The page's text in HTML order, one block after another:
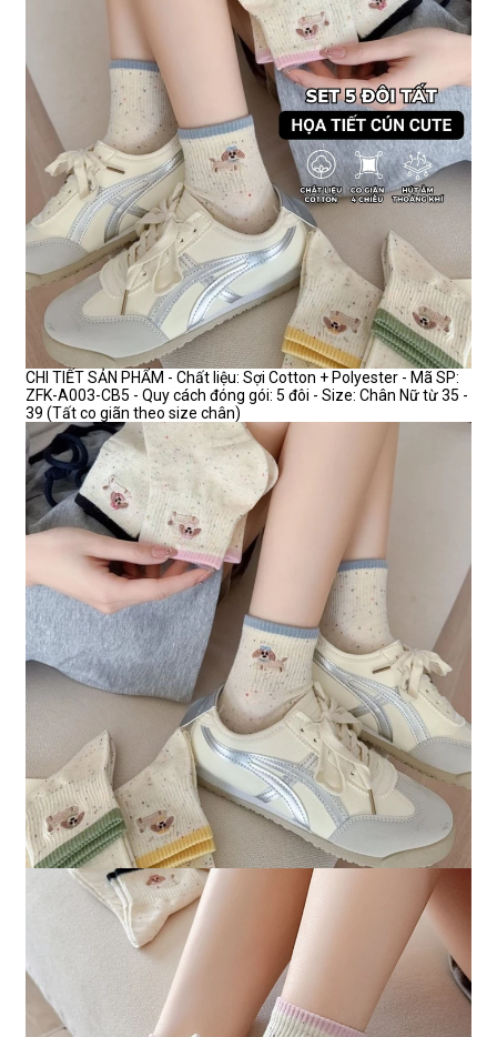
CHI TIẾT SẢN PHẨM - Chất liệu: Sợi Cotton + Polyester - Mã SP:
ZFK-A003-CB5 - Quy cách đóng gói: 5 đôi - Size: Chân Nữ từ 35 -
39 (Tất co giãn theo size chân)